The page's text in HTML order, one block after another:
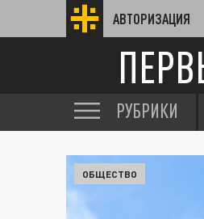
АВТОРИЗАЦИЯ
РУБРИКИ
ОБЩЕСТВО